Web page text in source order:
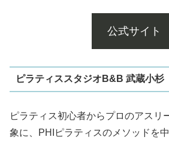
公式サイト
ピラティススタジオB&B 武蔵小杉
ピラティス初心者からプロのアスリ
象に、PHIピラティスのメソッドを